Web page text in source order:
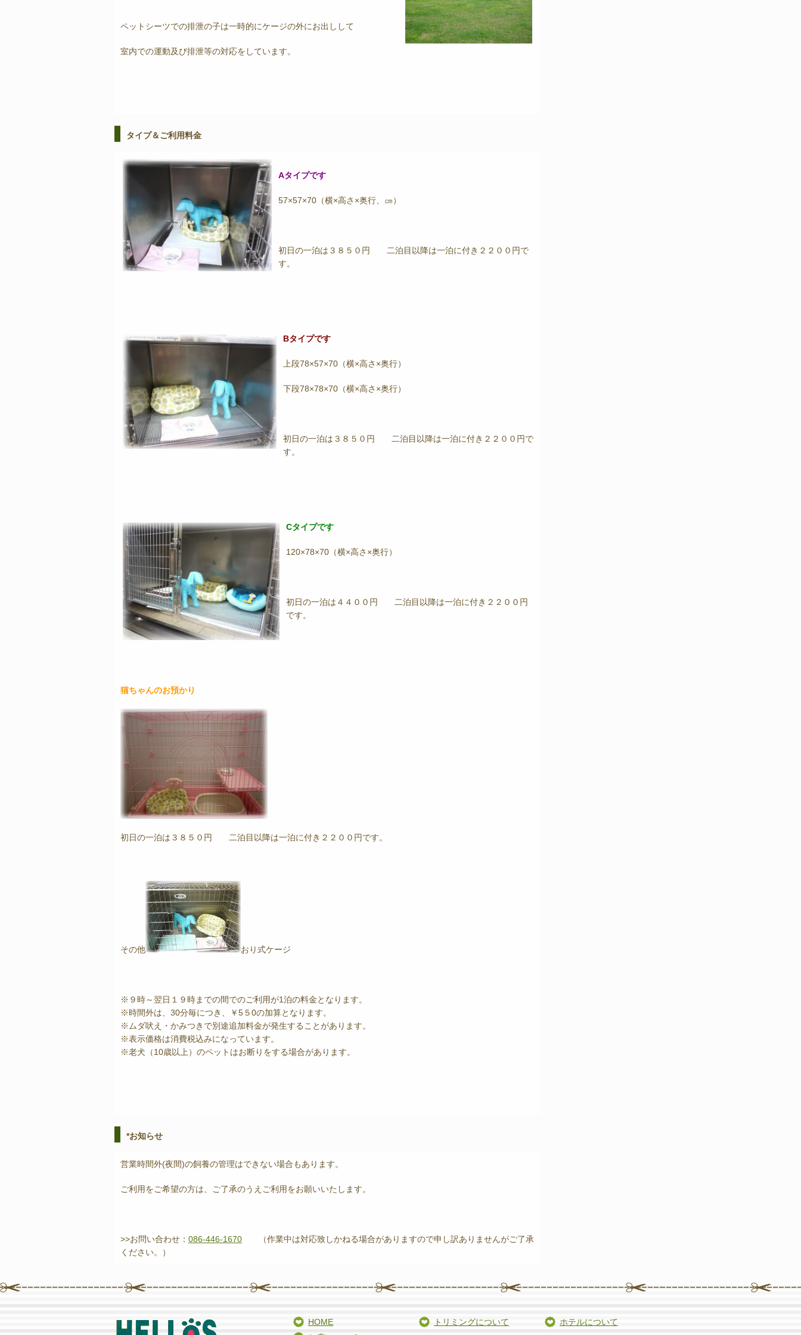
ペットシーツでの排泄の子は一時的にケージの外にお出しして
室内での運動及び排泄等の対応をしています。
タイプ＆ご利用料金
Aタイプです
57×57×70（横×高さ×奥行、㎝）
初日の一泊は３８５０円 二泊目以降は一泊に付き２２００円で
す。
Bタイプです
上段78×57×70（横×高さ×奥行）
下段78×78×70（横×高さ×奥行）
初日の一泊は３８５０円 二泊目以降は一泊に付き２２００円で
す。
Cタイプです
120×78×70（横×高さ×奥行）
初日の一泊は４４００円 二泊目以降は一泊に付き２２００円
です。
猫ちゃんのお預かり
初日の一泊は３８５０円 二泊目以降は一泊に付き２２００円です。
その他 おり式ケージ
※９時～翌日１９時までの間でのご利用が1泊の料金となります。
※時間外は、30分毎につき、￥5５0の加算となります。
※ムダ吠え・かみつきで別途追加料金が発生することがあります。
※表示価格は消費税込みになっています。
※老犬（10歳以上）のペットはお断りをする場合があります。
*お知らせ
営業時間外(夜間)の飼養の管理はできない場合もあります。
ご利用をご希望の方は、ご了承のうえご利用をお願いいたします。
>>お問い合わせ： 086-446-1670 （作業中は対応致しかねる場合がありますので申し訳ありませんがご了承
ください。）
HOME
トリミングについて ホテルについて